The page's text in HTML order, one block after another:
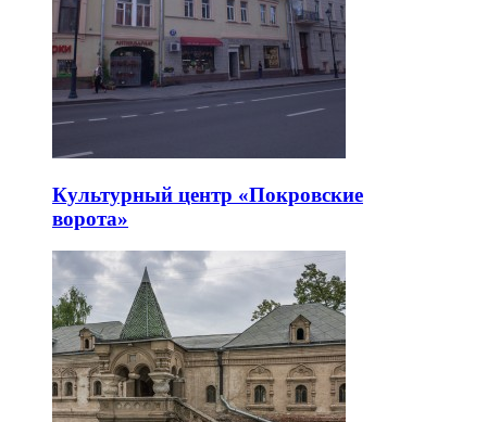
Культурный центр «Покровские
ворота»